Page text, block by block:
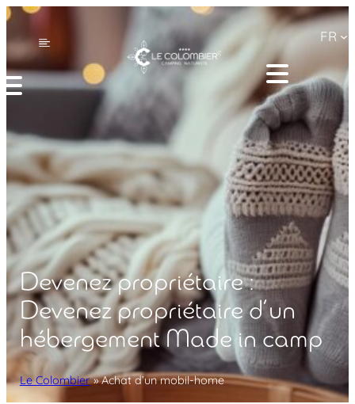
FR
Devenez propriétaire :
Devenez propriétaire d’un
hébergement Made in camp
Le Colombier»Achat d’un mobil-home